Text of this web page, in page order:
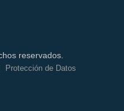
reservados.
Protección de Datos